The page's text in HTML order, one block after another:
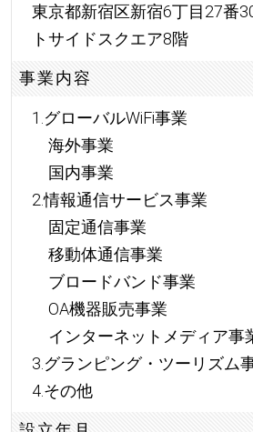
東京都新宿区新宿6丁目27番
トサイドスクエア8階
事業内容
1.グローバルWiFi事業
海外事業
国内事業
2.情報通信サービス事業
固定通信事業
移動体通信事業
ブロードバンド事業
OA機器販売事業
インターネットメディア事
3.グランピング・ツーリズム
4.その他